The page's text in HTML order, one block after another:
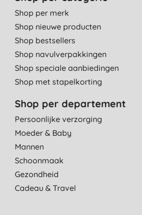
Shop per merk
Shop nieuwe producten
Shop bestsellers
Shop navulverpakkingen
Shop speciale aanbiedingen
Shop met stapelkorting
Shop per departement
Persoonlijke verzorging
Moeder & Baby
Mannen
Schoonmaak
Gezondheid
Cadeau & Travel